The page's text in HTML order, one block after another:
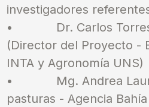
investigadores
•
Dr. Carlos
(Director del Proyecto -
INTA y Agronomía UNS)
•
Mg. Andrea
pasturas - Agencia